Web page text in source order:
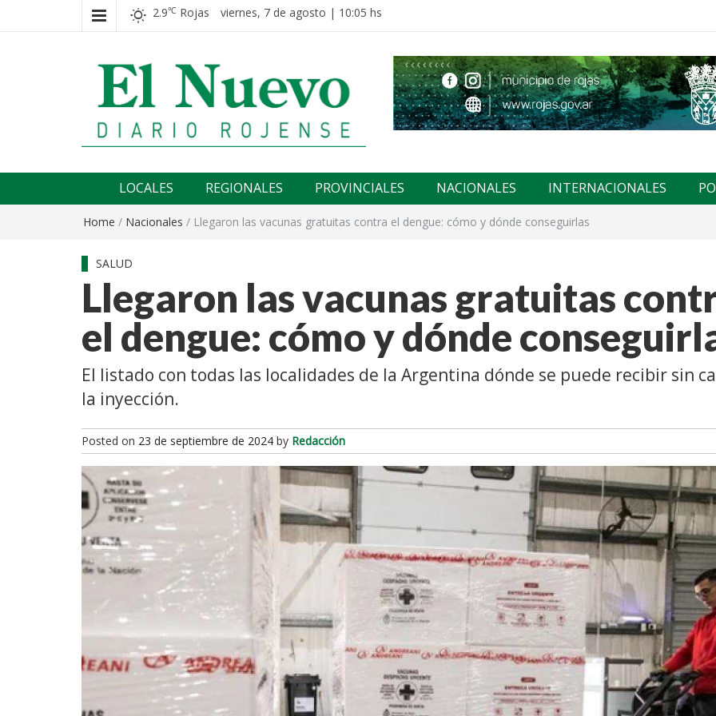
2.9℃ Rojas viernes, 7 de agosto | 10:05 hs
El nuevo rojense
LOCALES REGIONALES PROVINCIALES NACIONALES INTERNACIONALES
Home / Nacionales / Llegaron las vacunas gratuitas contra el dengue: cómo y dónde conseguirlas
SALUD
Llegaron las vacunas gratuitas
el dengue: cómo y dónde
El listado con todas las localidades de la Argentina dónde se puede recibir sin
la inyección.
Posted on 23 de septiembre de 2024 by Redacción